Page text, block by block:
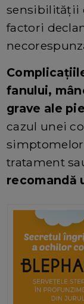
sensibilității
factori
fanului,
grave ale
cazul unei
tratament
recomandă